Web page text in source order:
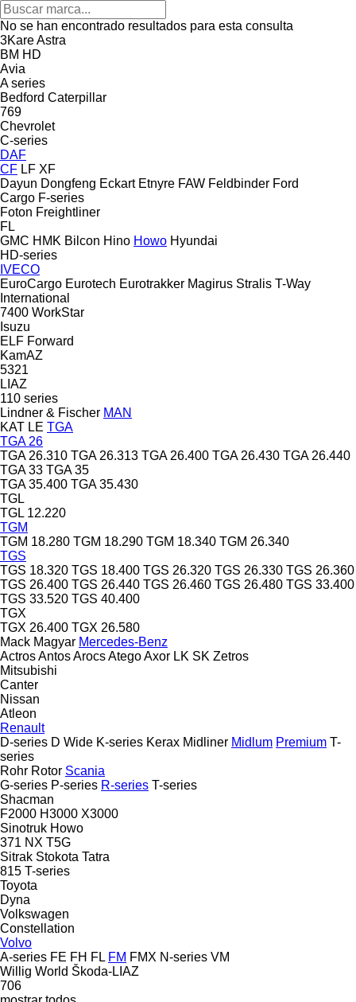
No se han encontrado resultados para esta consulta
3KareAstra
BM HD
Avia
A series
Bedford Caterpillar
769
Chevrolet
C-series
DAF
CF LF XF
Dayun Dongfeng Eckart Etnyre FAW Feldbinder Ford
Cargo F-series
Foton Freightliner
FL
GMC HMK Bilcon Hino Howo Hyundai
HD-series
IVECO
EuroCargo Eurotech Eurotrakker Magirus Stralis T-Way
International
7400 WorkStar
Isuzu
ELF Forward
KamAZ
5321
LIAZ
110 series
Lindner & Fischer MAN
KAT LE TGA
TGA 26
TGA 26.310 TGA 26.313 TGA 26.400 TGA 26.430 TGA 26.440
TGA 33 TGA 35
TGA 35.400 TGA 35.430
TGL
TGL 12.220
TGM
TGM 18.280 TGM 18.290 TGM 18.340 TGM 26.340
TGS
TGS 18.320 TGS 18.400 TGS 26.320 TGS 26.330 TGS 26.360
TGS 26.400 TGS 26.440 TGS 26.460 TGS 26.480 TGS 33.400
TGS 33.520 TGS 40.400
TGX
TGX 26.400 TGX 26.580
Mack Magyar Mercedes-Benz
ActrosAntosArocsAtegoAxor LK SK Zetros
Mitsubishi
Canter
Nissan
Atleon
Renault
D-series D Wide K-series Kerax Midliner Midlum Premium T-
series
Rohr Rotor Scania
G-series P-series R-series T-series
Shacman
F2000 H3000 X3000
Sinotruk Howo
371 NX T5G
Sitrak Stokota Tatra
815 T-series
Toyota
Dyna
Volkswagen
Constellation
Volvo
A-series FE FH FL FM FMX N-series VM
Willig World Škoda-LIAZ
706